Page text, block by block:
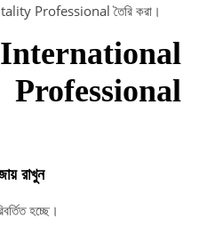
Professional তৈরি করা।
রাখুন
হচ্ছে।